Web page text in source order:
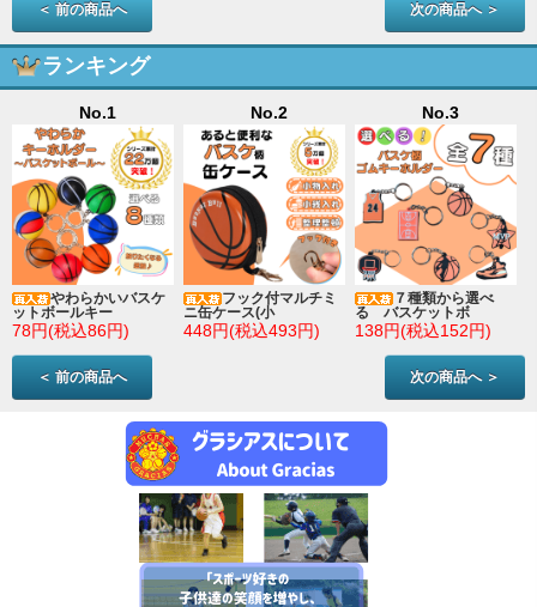
＜ 前の商品へ 次の商品へ ＞
ランキング
No.1
やわらかいバスケ
ットボールキー
78円(税込86円)
No.2
フック付マルチミ
ニ缶ケース(小
448円(税込493円)
No.3
７種類から選べ
る バスケットボ
138円(税込152円)
＜ 前の商品へ 次の商品へ ＞